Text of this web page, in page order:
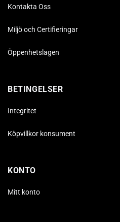
Kontakta Oss
Miljö och Certifieringar
Öppenhetslagen
BETINGELSER
Integritet
Köpvillkor konsument
KONTO
Mitt konto